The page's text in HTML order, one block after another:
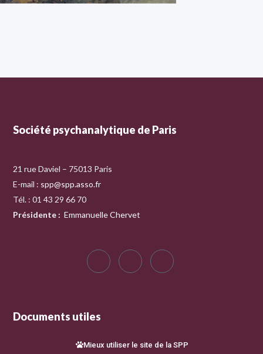
Société psychanalytique de Paris
21 rue Daviel – 75013 Paris
E-mail : spp@spp.asso.fr
Tél. : 01 43 29 66 70
Présidente : Emmanuelle Chervet
Documents utiles
Mieux utiliser le site de la SPP